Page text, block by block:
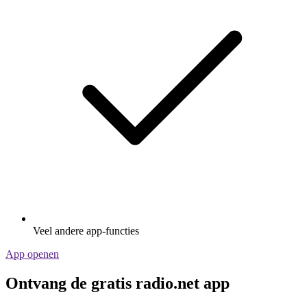
Veel andere app-functies
App openen
Ontvang de gratis radio.net app